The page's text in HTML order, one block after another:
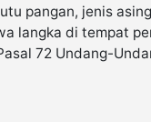
pangan, jenis
langka di tempat
72 Undang-